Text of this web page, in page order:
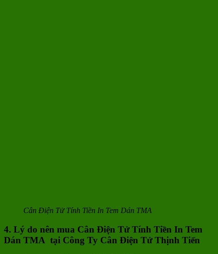
Cân Điện Tử Tính Tiền In Tem Dán TMA
4. Lý do nên mua Cân Điện Tử Tính Tiền In Tem
Dán TMA tại Công Ty Cân Điện Tử Thịnh Tiến